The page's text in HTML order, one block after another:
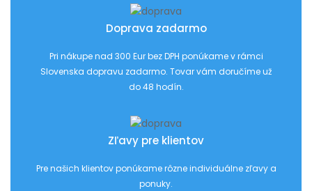
Doprava zadarmo
Pri nákupe nad 300 Eur bez DPH ponúkame v rámci
Slovenska dopravu zadarmo. Tovar vám doručíme už
do 48 hodín.
Zľavy pre klientov
Pre našich klientov ponúkame rôzne individuálne zľavy a
ponuky.